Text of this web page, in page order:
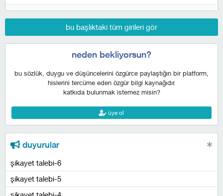
bu başlıktaki tüm girileri gör
neden bekliyorsun?
bu sözlük, duygu ve düşüncelerini özgürce paylaştığın bir platform,
hislerini tercüme eden özgür bilgi kaynağıdır.
katkıda bulunmak istemez misin?
üye ol
duyurular
şikayet talebi-6
şikayet talebi-5